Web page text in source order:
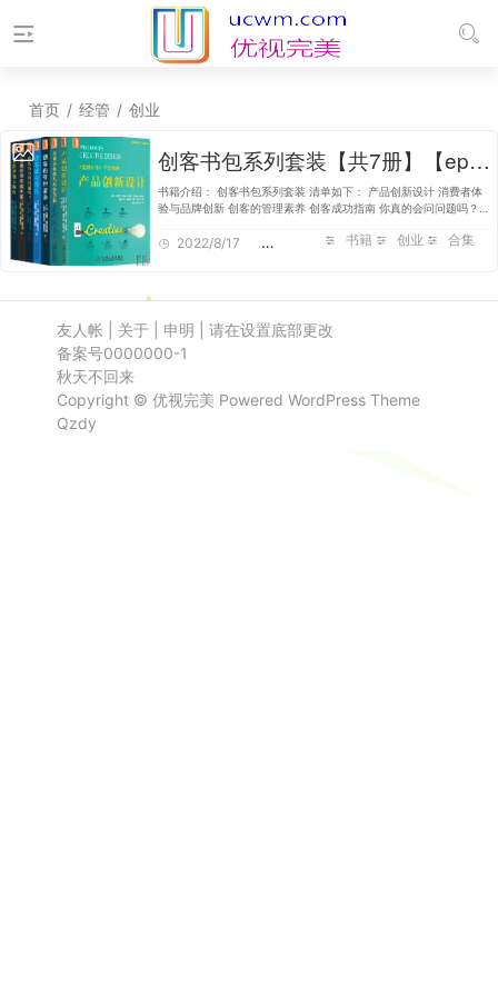
首页 / 经管 / 创业
创客书包系列套装【共7册】【epub格式】【1.5MB】【编号：585065】
书籍介绍： 创客书包系列套装 清单如下： 产品创新设计 消费者体
验与品牌创新 创客的管理素养 创客成功指南 你真的会问问题吗？
号：“旭仔网”，直接扫…
书籍 创业 合集
2022/8/17
友人帐 关于| 申明
请在设置底部更改
备案号0000000-1
秋天不回来
Copyright © 优视完美 Powered WordPressTheme
Qzdy